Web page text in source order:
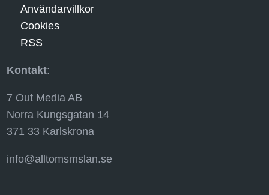
Användarvillkor
Cookies
RSS
Kontakt:
7 Out Media AB
Norra Kungsgatan 14
371 33 Karlskrona
info@alltomsmslan.se